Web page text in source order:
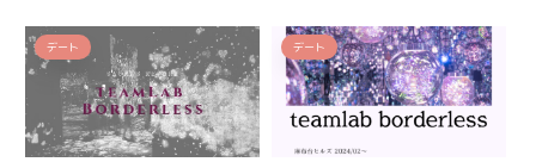
デート デート